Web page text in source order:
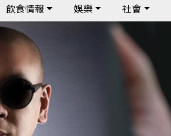
飲食情報 娛樂 社會